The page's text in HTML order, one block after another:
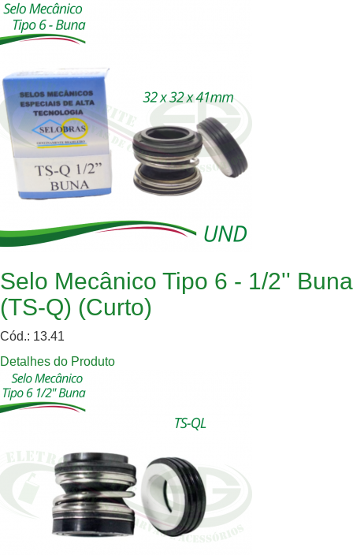
Selo Mecânico Tipo 6 - 1/2'' Buna
(TS-Q) (Curto)
Cód.: 13.41
Detalhes do Produto